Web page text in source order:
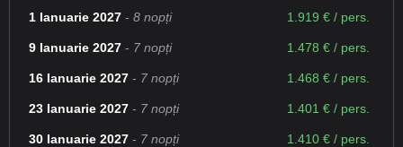
1 Ianuarie 2027 - 8 nopți 1.919 € / pers.
9 Ianuarie 2027 - 7 nopți 1.478 € / pers.
16 Ianuarie 2027 - 7 nopți 1.468 € / pers.
23 Ianuarie 2027 - 7 nopți 1.401 € / pers.
30 Ianuarie 2027 - 7 nopți 1.410 € / pers.